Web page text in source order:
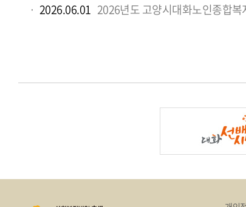
2026.06.01 2026년도 고양시대화노인종합복지관